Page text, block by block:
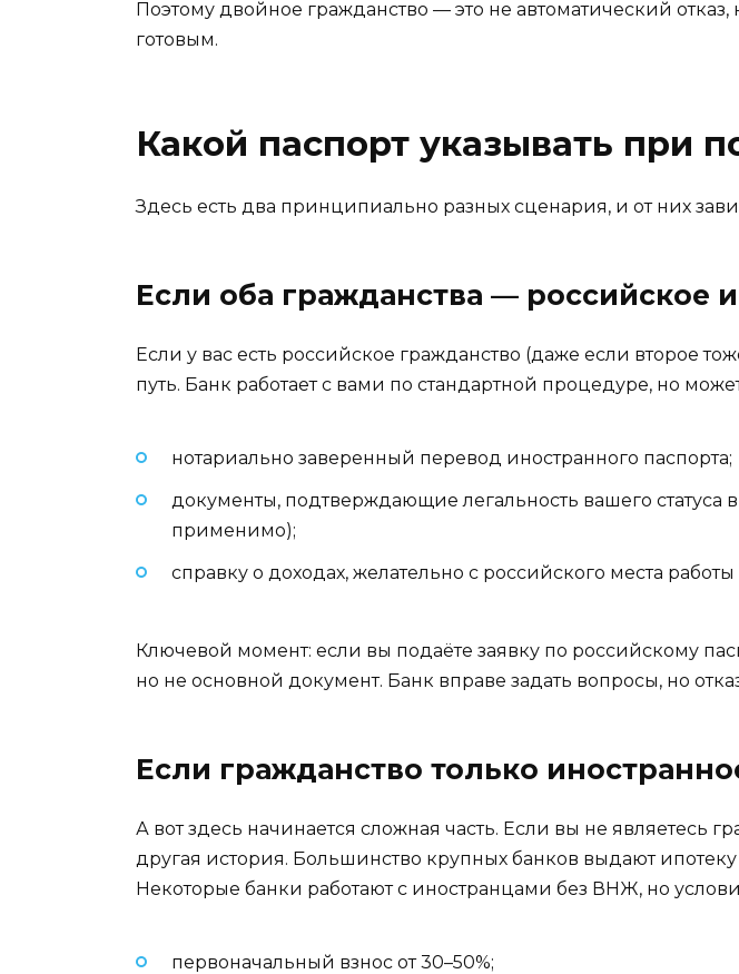
Поэтому двойное гражданство — это не автоматический
готовым.
Какой паспорт указывать при
Здесь есть два принципиально разных сценария, и от них
Если оба гражданства — российское
Если у вас есть российское гражданство (даже если второе
путь. Банк работает с вами по стандартной процедуре, но
нотариально заверенный перевод иностранного паспорта;
документы, подтверждающие легальность вашего
применимо);
справку о доходах, желательно с российского места
Ключевой момент: если вы подаёте заявку по российскому
но не основной документ. Банк вправе задать вопросы, но
Если гражданство только
А вот здесь начинается сложная часть. Если вы не являетесь
другая история. Большинство крупных банков выдают
Некоторые банки работают с иностранцами без ВНЖ, но
первоначальный взнос от 30–50%;